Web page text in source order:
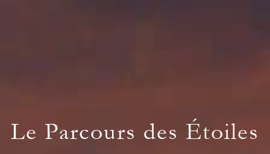
Le Parcours des Étoiles